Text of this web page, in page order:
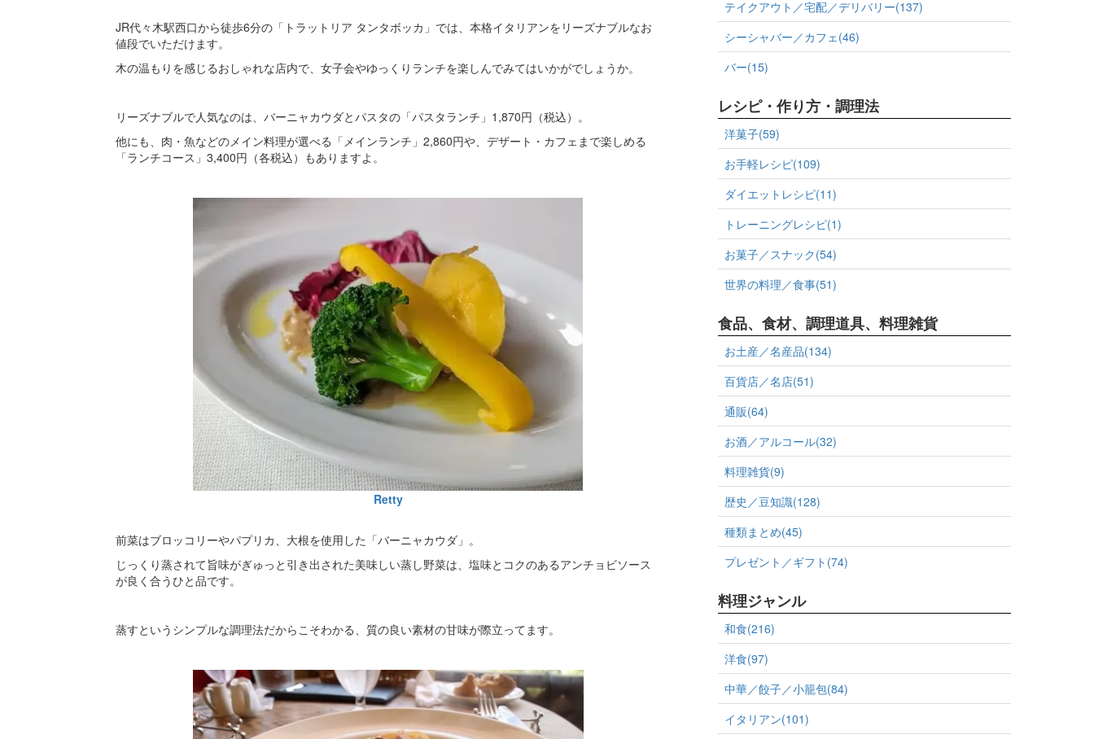
JR代々木駅西口から徒歩6分の「トラットリア タンタボッカ」では、本格イタリアンをリーズナブルなお
値段でいただけます。
木の温もりを感じるおしゃれな店内で、女子会やゆっくりランチを楽しんでみてはいかがでしょうか。
リーズナブルで人気なのは、バーニャカウダとパスタの「パスタランチ」1,870円（税込）。
他にも、肉・魚などのメイン料理が選べる「メインランチ」2,860円や、デザート・カフェまで楽しめる
「ランチコース」3,400円（各税込）もありますよ。
Retty
前菜はブロッコリーやパプリカ、大根を使用した「バーニャカウダ」。
じっくり蒸されて旨味がぎゅっと引き出された美味しい蒸し野菜は、塩味とコクのあるアンチョビソース
が良く合うひと品です。
蒸すというシンプルな調理法だからこそわかる、質の良い素材の甘味が際立ってます。
テイクアウト／宅配／デリバリー(137)
シーシャバー／カフェ(46)
バー(15)
レシピ・作り方・調理法
洋菓子(59)
お手軽レシピ(109)
ダイエットレシピ(11)
トレーニングレシピ(1)
お菓子／スナック(54)
世界の料理／食事(51)
食品、食材、調理道具、料理雑貨
お土産／名産品(134)
百貨店／名店(51)
通販(64)
お酒／アルコール(32)
料理雑貨(9)
歴史／豆知識(128)
種類まとめ(45)
プレゼント／ギフト(74)
料理ジャンル
和食(216)
洋食(97)
中華／餃子／小籠包(84)
イタリアン(101)